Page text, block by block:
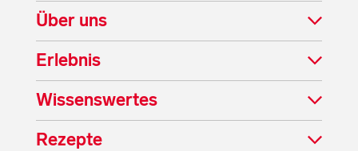
Über uns
Erlebnis
Wissenswertes
Rezepte